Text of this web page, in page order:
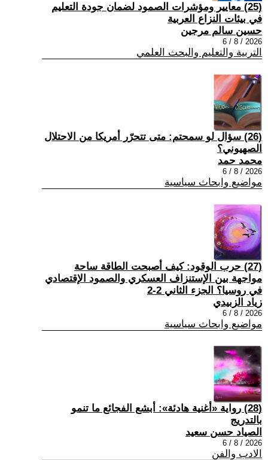
(25) معايير ومؤشرات الصمود لضمان جودة التعليم
في بيئات النزاع العربية
حسين سالم مرجين
2026 / 8 / 6
التربية والتعليم والبحث العلمي
(26) سؤال لو سمحتم: متى تتحرّر أمريكا من الاحتلال
الصهيوني؟
محمد حمد
2026 / 8 / 6
مواضيع وابحاث سياسية
(27) حرب الوقود: كيف أصبحت الطاقة ساحة
مواجهة بين الإستنزاف العسكري والصمود الإقتصادي
في روسيا؟ الجزء الثاني 2-2
زياد الزبيدي
2026 / 8 / 6
مواضيع وابحاث سياسية
(28) رواية «أغنية هادئة»: أبشع الفجائع ما تنمو
بالتدريج
الصياد حسن سعيد
2026 / 8 / 6
الادب والفن